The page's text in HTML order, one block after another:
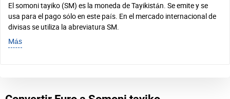
El somoni tayiko (SM) es la moneda de Tayikistán. Se emite y se
usa para el pago sólo en este país. En el mercado internacional de
divisas se utiliza la abreviatura SM.
Más